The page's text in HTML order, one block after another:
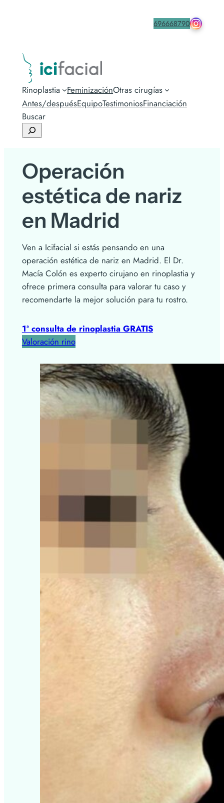
Contacta696668790
Rinoplastia FeminizaciónOtras cirugías
Antes/despuésEquipoTestimoniosFinanciación
Buscar
Operación
estética de nariz
en Madrid
Ven a Icifacial si estás pensando en una
operación estética de nariz en Madrid. El Dr.
Macía Colón es experto cirujano en rinoplastia y
ofrece primera consulta para valorar tu caso y
recomendarte la mejor solución para tu rostro.
1ª consulta de rinoplastia GRATIS
Valoración rino